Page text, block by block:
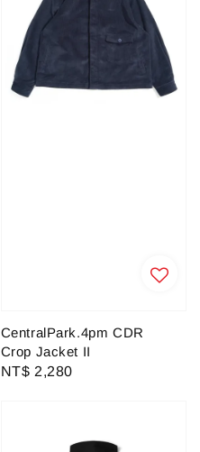
CentralPark.4pm CDR
Crop Jacket II
Regular
NT$ 2,280